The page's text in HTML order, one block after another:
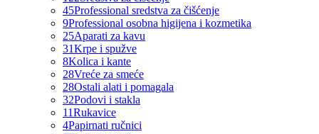
45Professional sredstva za čišćenje
9Professional osobna higijena i kozmetika
25Aparati za kavu
31Krpe i spužve
8Kolica i kante
28Vreće za smeće
28Ostali alati i pomagala
32Podovi i stakla
11Rukavice
4Papirnati ručnici